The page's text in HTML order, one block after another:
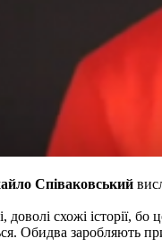
Співаковський
схожі історії, бо
Обидва заробляють